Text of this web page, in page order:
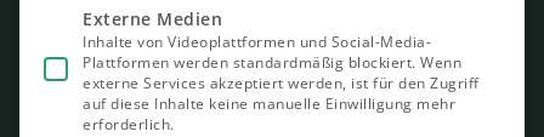
Externe Medien
Inhalte von Videoplattformen und Social-Media-
Plattformen werden standardmäßig blockiert. Wenn
externe Services akzeptiert werden, ist für den Zugriff
auf diese Inhalte keine manuelle Einwilligung mehr
erforderlich.